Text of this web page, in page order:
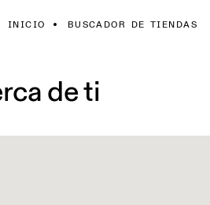
INICIO BUSCADOR DE TIENDAS
de ti